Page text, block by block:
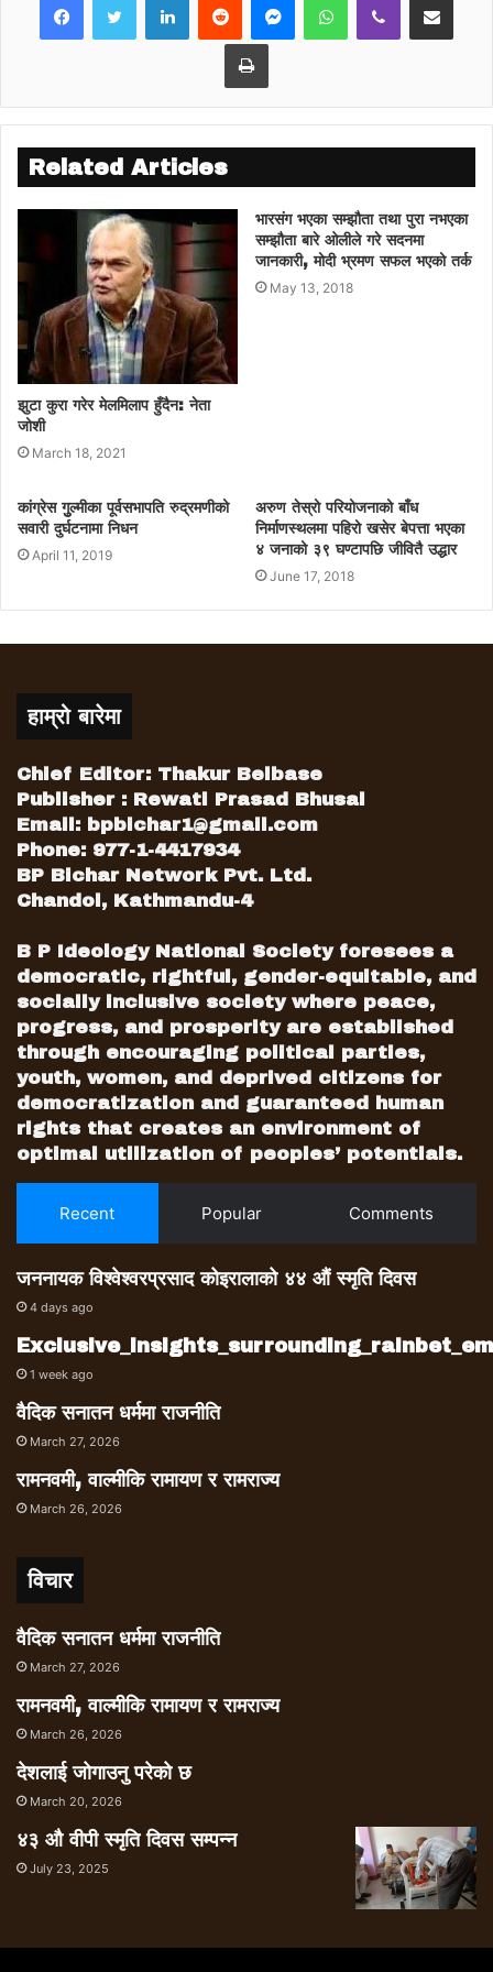
गत शुक्रवार सामान्य ज्वरो र टाउको दुख्ने समस्या
देखिएपछि केसीले डेंगु परीक्षण गराएका थिए ।
केसीको स्वास्थ्य अवस्था सामान्य रहेको उनका प्रमुख
सचिव अमित शर्माले जानकारी दिए । राज्यमन्त्री
केसीलाई शरीर गल्ने, टाउको दुख्ने, कमजोर महसुस हुने
Print
Related Articles
झुटा कुरा गरेर मेलमिलाप हुँदैन: नेता
जोशी
March 18, 2021
भारसंग भएका सम्झौता तथा पुरा नभएका
सम्झौता बारे ओलीले गरे सदनमा
जानकारी, मोदी भ्रमण सफल भएको तर्क
May 13, 2018
कांग्रेस गुुल्मीका पूर्वसभापति रुद्रमणीको
सवारी दुर्घटनामा निधन
April 11, 2019
अरुण तेस्रो परियोजनाको बाँध
निर्माणस्थलमा पहिरो खसेर बेपत्ता भएका
४ जनाको ३९ घण्टापछि जीवितै उद्धार
June 17, 2018
हाम्रो बारेमा
Chief Editor: Thakur Belbase
Publisher : Rewati Prasad Bhusal
Email: bpbichar1@gmail.com
Phone: 977-1-4417934
BP Bichar Network Pvt. Ltd.
Chandol, Kathmandu-4
B P Ideology National Society foresees a
democratic, rightful, gender-equitable, and
socially inclusive society where peace,
progress, and prosperity are established
through encouraging political parties,
youth, women, and deprived citizens for
democratization and guaranteed human
rights that creates an environment of
optimal utilization of peoples’ potentials.
Recent Popular Comments
जननायक विश्वेश्वरप्रसाद कोइरालाको ४४ औं स्मृति दिवस
4 days ago
1 week ago
वैदिक सनातन धर्ममा राजनीति
March 27, 2026
रामनवमी, वाल्मीकि रामायण र रामराज्य
March 26, 2026
विचार
वैदिक सनातन धर्ममा राजनीति
March 27, 2026
रामनवमी, वाल्मीकि रामायण र रामराज्य
March 26, 2026
देशलाई जोगाउनु परेको छ
March 20, 2026
४३ औ वीपी स्मृति दिवस सम्पन्न
July 23, 2025